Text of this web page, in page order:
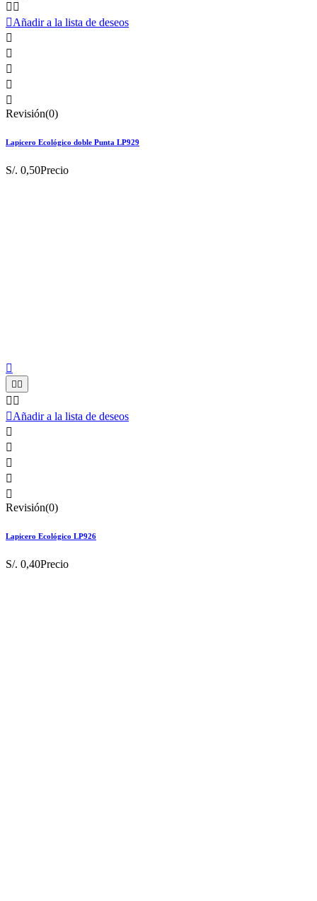
 
Añadir a la lista de deseos





Revisión(0)
Lapicero Ecológico doble Punta LP929
S/. 0,50Precio

 
 
Añadir a la lista de deseos





Revisión(0)
Lapicero Ecológico LP926
S/. 0,40Precio